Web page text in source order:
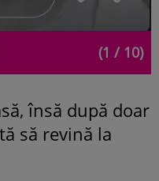
(1 / 10)
însă după doar
să revină la